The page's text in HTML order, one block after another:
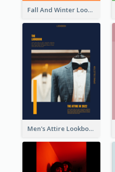
Fall And Winter Lookbook
Men's Attire Lookbook